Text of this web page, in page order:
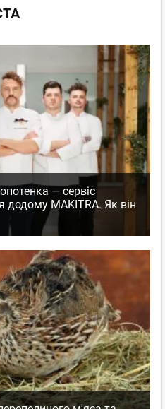
— сервіс
MAKITRA. Як він